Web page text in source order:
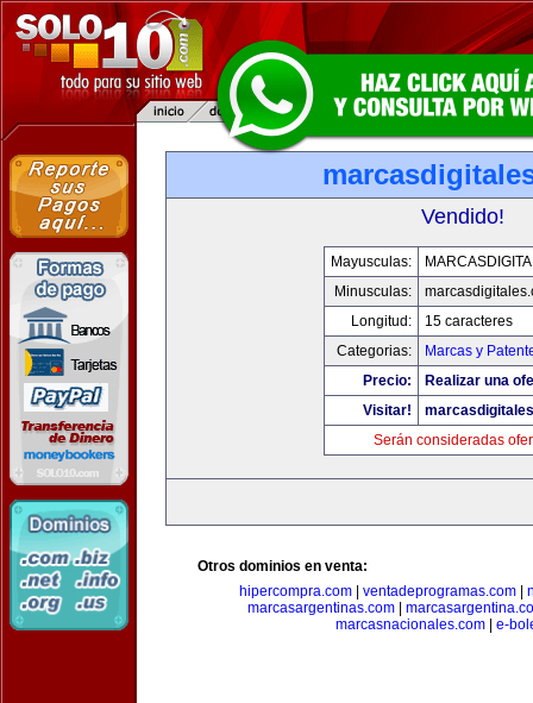
Vendido!
Mayusculas:
Minusculas:
Longitud:
15 caracteres
Categorias:
Marcas y
Precio:
Realizar una
Visitar!
Serán consideradas
Otros dominios en venta:
hipercompra.com
ventadeprogramas.com
marcasargentinas.com
marcasnacionales.com| e-